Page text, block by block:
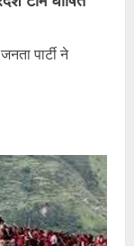
पार्टी ने